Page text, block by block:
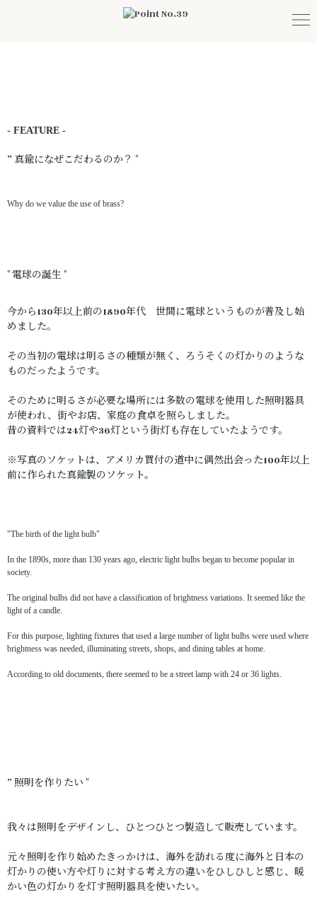
- FEATURE -
” 真鍮になぜこだわるのか？ "
Why do we value the use of brass?
" 電球の誕生 "
今から130年以上前の1890年代 世間に電球というものが普及し始
めました。
その当初の電球は明るさの種類が無く、ろうそくの灯かりのような
ものだったようです。
そのために明るさが必要な場所には多数の電球を使用した照明器具
が使われ、街やお店、家庭の食卓を照らしました。
昔の資料では24灯や36灯という街灯も存在していたようです。
※写真のソケットは、アメリカ買付の道中に偶然出会った100年以上
前に作られた真鍮製のソケット。
"The birth of the light bulb"
In the 1890s, more than 130 years ago, electric light bulbs began to become popular in
society.
The original bulbs did not have a classification of brightness variations. It seemed like the
light of a candle.
For this purpose, lighting fixtures that used a large number of light bulbs were used where
brightness was needed, illuminating streets, shops, and dining tables at home.
According to old documents, there seemed to be a street lamp with 24 or 36 lights.
” 照明を作りたい "
我々は照明をデザインし、ひとつひとつ製造して販売しています。
元々照明を作り始めたきっかけは、海外を訪れる度に海外と日本の
灯かりの使い方や灯りに対する考え方の違いをひしひしと感じ、暖
かい色の灯かりを灯す照明器具を使いたい。